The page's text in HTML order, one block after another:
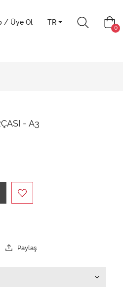
/ Üye Ol TR
0
- A3
Paylaş